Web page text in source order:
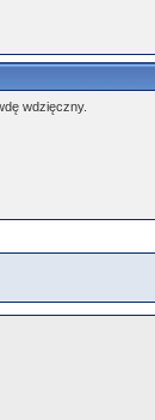
wdzięczny.